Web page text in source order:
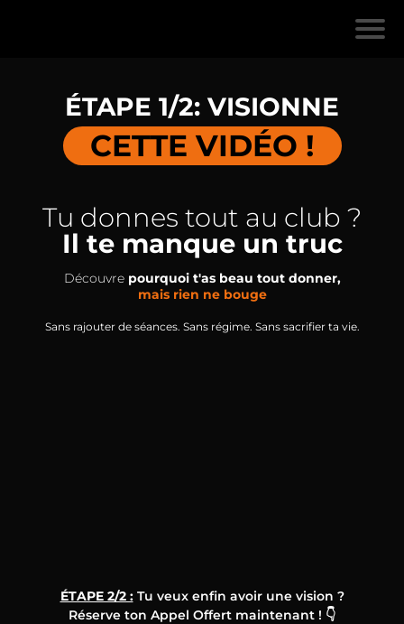
ÉTAPE 1/2: VISIONNE
CETTE VIDÉO !
Tu donnes tout au club ?
Il te manque un truc
Découvre pourquoi t'as beau tout donner,
mais rien ne bouge
Sans rajouter de séances. Sans régime. Sans sacrifier ta vie.
ÉTAPE 2/2 :Tu veux enfin avoir une vision ?
Réserve ton Appel Offert maintenant ! 👇